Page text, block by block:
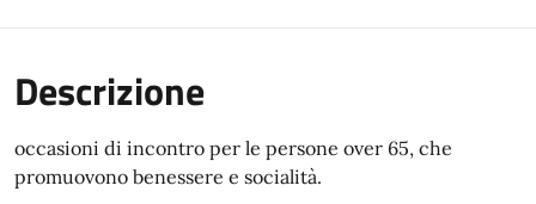
Descrizione
occasioni di incontro per le persone over 65, che
promuovono benessere e socialità.